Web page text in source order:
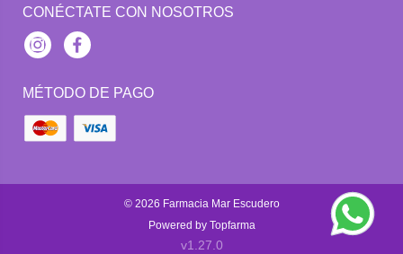
CONÉCTATE CON NOSOTROS
InstagramFacebook
MÉTODO DE PAGO
© 2026 Farmacia Mar Escudero
Powered by Topfarma
v1.27.0